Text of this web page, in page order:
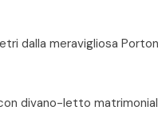
dalla meravigliosa
divano-letto